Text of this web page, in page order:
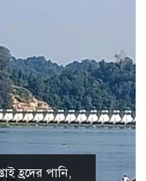
হ্রদের পানি,